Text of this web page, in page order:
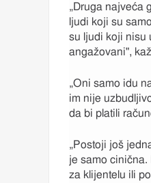
„Druga najveća
ljudi koji su
su ljudi koji nisu
angažovani",
„Oni samo idu
im nije
da bi platili
„Postoji još
je samo cinična.
za klijentelu ili